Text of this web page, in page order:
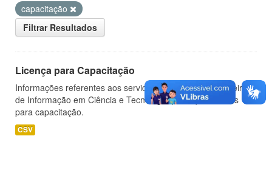
capacitação
Filtrar Resultados
Licença para Capacitação
Informações referentes aos servidores do Instituto Brasileiro
de Informação em Ciência e Tecnologia (IBICT) afastados
para capacitação.
CSV